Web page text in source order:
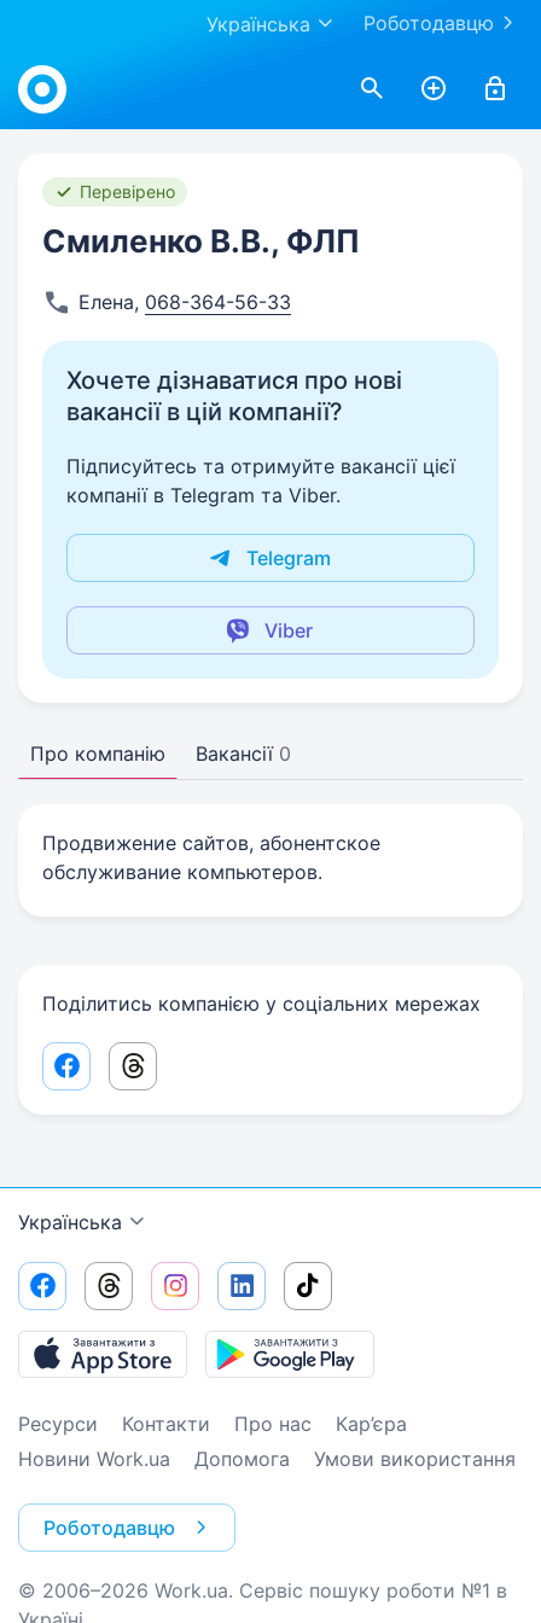
Роботодавцю
Українська
Work.ua
Перевірено
Смиленко В.В., ФЛП
Елена, 068-364-56-33
Хочете дізнаватися про нові
вакансії в цій компанії?
Підписуйтесь та отримуйте вакансії цієї
компанії в Telegram та Viber.
Telegram
Viber
Про компанію Вакансії 0
Продвижение сайтов, абонентское
обслуживание компьютеров.
Поділитись компанією у соціальних мережах
Facebook share link
Threads share link
Українська
Ресурси Контакти Про нас
Кар’єра
Новини Work.ua
Допомога Умови використання
Роботодавцю
© 2006–2026 Work.ua. Сервіс пошуку роботи №1 в